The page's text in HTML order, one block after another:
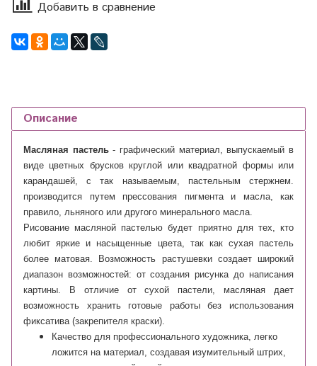
Добавить в сравнение
Описание
Масляная пастель- графический материал, выпускаемый в
виде цветных брусков круглой или квадратной формы или
карандашей, с так называемым, пастельным стержнем.
производится путем прессования пигмента и масла, как
правило, льняного или другого минерального масла.
Рисование масляной пастелью будет приятно для тех, кто
любит яркие и насыщенные цвета, так как сухая пастель
более матовая. Возможность растушевки создает широкий
диапазон возможностей: от создания рисунка до написания
картины.
В отличие от сухой пастели, масляная дает
возможность хранить готовые работы без использования
фиксатива (закрепителя краски).
Качество для профессионального художника, легко
ложится на материал, создавая изумительный штрих,